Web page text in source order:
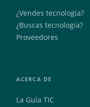
¿Vendes tecnología?
¿Buscas tecnología?
Proveedores
ACERCA DE
La Guía TIC